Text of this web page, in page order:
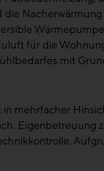
für die
mit
mehrfacher